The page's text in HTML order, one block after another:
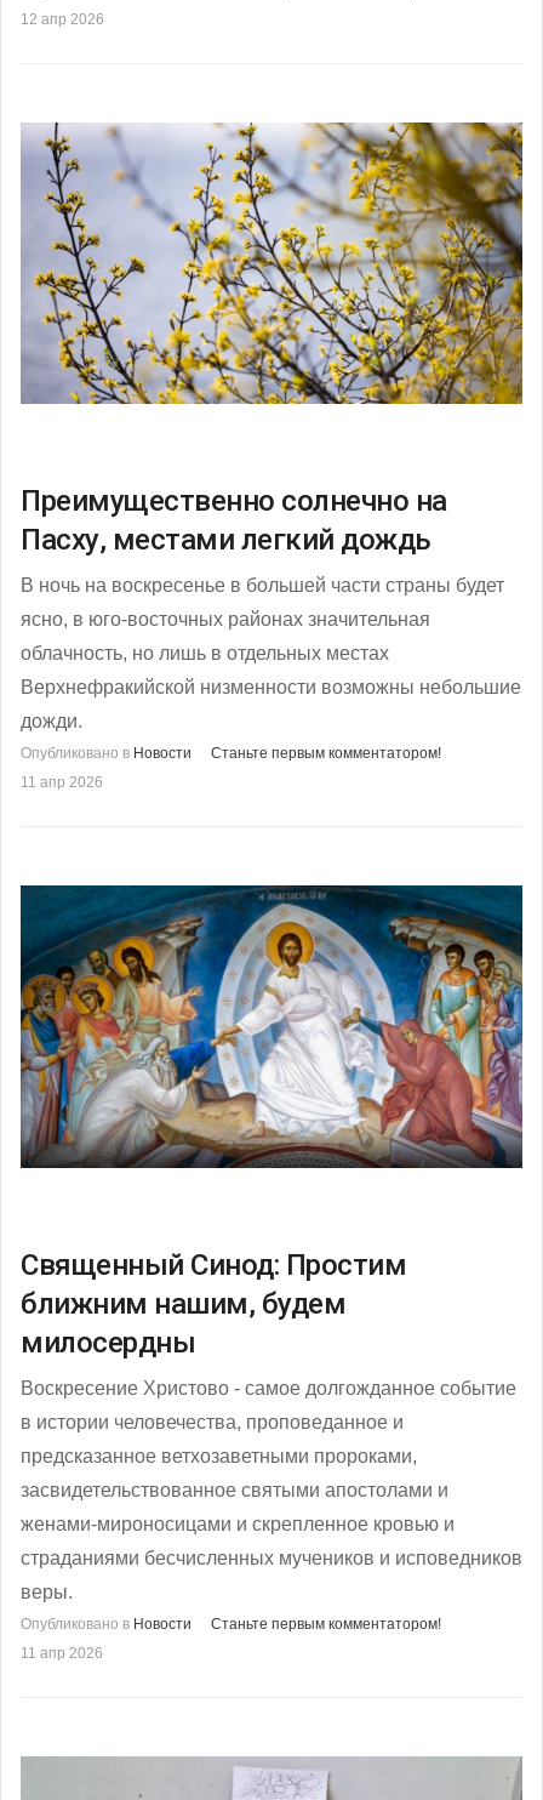
12 апр 2026
Преимущественно солнечно на
Пасху, местами легкий дождь
В ночь на воскресенье в большей части страны будет
ясно, в юго-восточных районах значительная
облачность, но лишь в отдельных местах
Верхнефракийской низменности возможны небольшие
дожди.
Опубликовано в Новости
Станьте первым комментатором!
11 апр 2026
Священный Синод: Простим
ближним нашим, будем
милосердны
Воскресение Христово - самое долгожданное событие
в истории человечества, проповеданное и
предсказанное ветхозаветными пророками,
засвидетельствованное святыми апостолами и
женами-мироносицами и скрепленное кровью и
страданиями бесчисленных мучеников и исповедников
веры.
Опубликовано в Новости
Станьте первым комментатором!
11 апр 2026